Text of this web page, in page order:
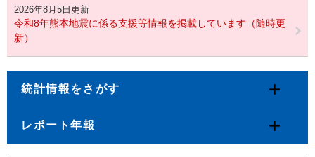
2026年8月5日更新
令和8年熊本地震に係る支援等情報を掲載しています（随時更
新）
統計情報をさがす
レポート年報